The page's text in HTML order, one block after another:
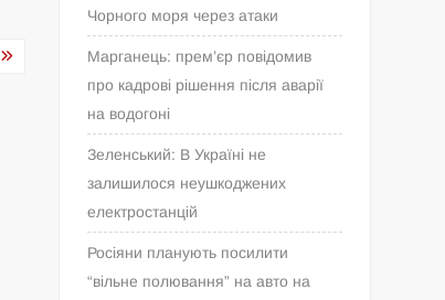
Чорного моря через атаки
Марганець: прем’єр повідомив
про кадрові рішення після аварії
на водогоні
Зеленський: В Україні не
залишилося неушкоджених
електростанцій
Росіяни планують посилити
“вільне полювання” на авто на